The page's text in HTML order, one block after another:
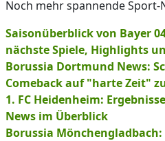
Noch mehr spannende Sport-
Saisonüberblick von Bayer
nächste Spiele, Highlights
Borussia Dortmund News:
Comeback auf "harte Zeit"
1. FC Heidenheim:
News im Überblick
Borussia